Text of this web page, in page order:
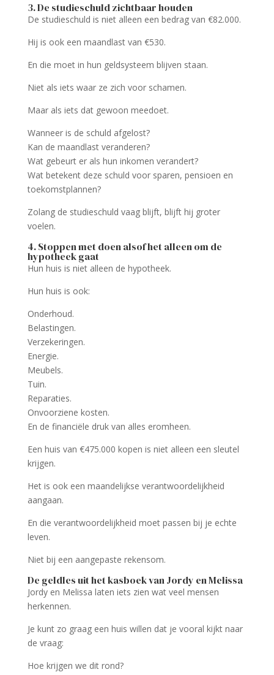
3. De studieschuld zichtbaar houden
De studieschuld is niet alleen een bedrag van €82.000.
Hij is ook een maandlast van €530.
En die moet in hun geldsysteem blijven staan.
Niet als iets waar ze zich voor schamen.
Maar als iets dat gewoon meedoet.
Wanneer is de schuld afgelost?
Kan de maandlast veranderen?
Wat gebeurt er als hun inkomen verandert?
Wat betekent deze schuld voor sparen, pensioen en
toekomstplannen?
Zolang de studieschuld vaag blijft, blijft hij groter
voelen.
4. Stoppen met doen alsof het alleen om de
hypotheek gaat
Hun huis is niet alleen de hypotheek.
Hun huis is ook:
Onderhoud.
Belastingen.
Verzekeringen.
Energie.
Meubels.
Tuin.
Reparaties.
Onvoorziene kosten.
En de financiële druk van alles eromheen.
Een huis van €475.000 kopen is niet alleen een sleutel
krijgen.
Het is ook een maandelijkse verantwoordelijkheid
aangaan.
En die verantwoordelijkheid moet passen bij je echte
leven.
Niet bij een aangepaste rekensom.
De geldles uit het kasboek van Jordy en Melissa
Jordy en Melissa laten iets zien wat veel mensen
herkennen.
Je kunt zo graag een huis willen dat je vooral kijkt naar
de vraag:
Hoe krijgen we dit rond?